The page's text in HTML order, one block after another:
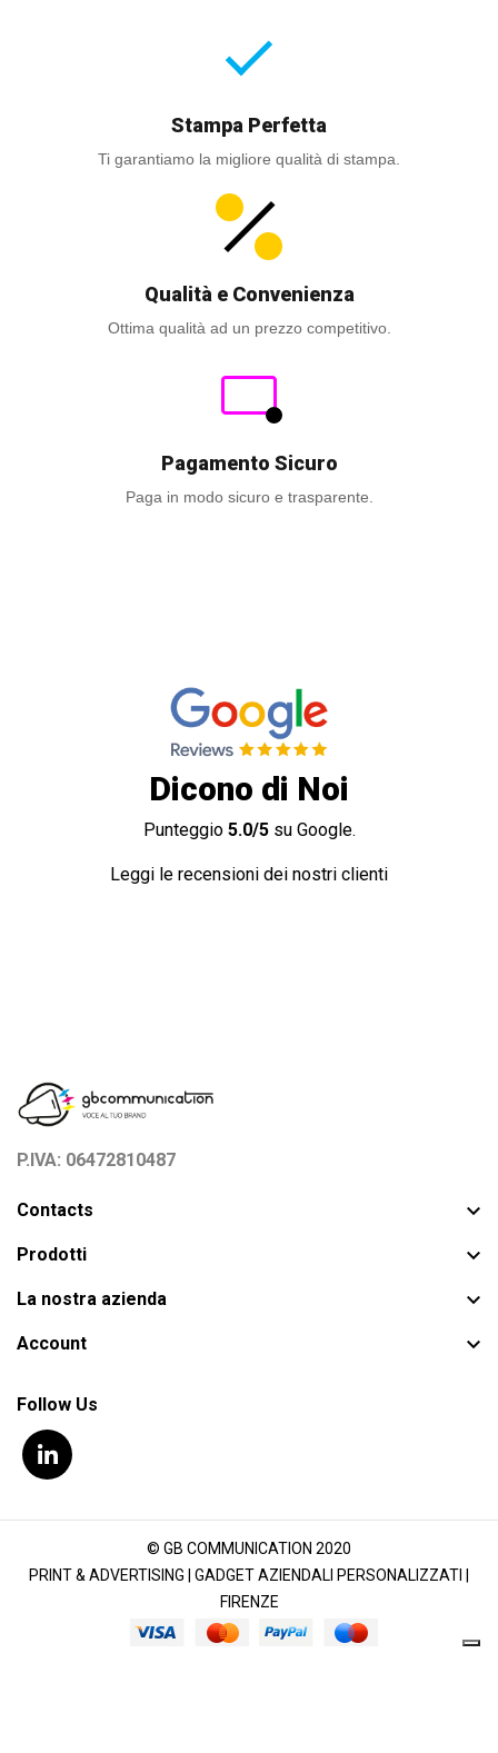
Stampa Perfetta
Ti garantiamo la migliore qualità di stampa.
Qualità e Convenienza
Ottima qualità ad un prezzo competitivo.
Pagamento Sicuro
Paga in modo sicuro e trasparente.
Dicono di Noi
Punteggio 5.0/5su Google.
Leggi le recensioni dei nostri clienti
P.IVA: 06472810487
Contacts 
Prodotti 
La nostra azienda 
Account 
Follow Us
© GB COMMUNICATION 2020
PRINT & ADVERTISING | GADGET AZIENDALI PERSONALIZZATI |
FIRENZE